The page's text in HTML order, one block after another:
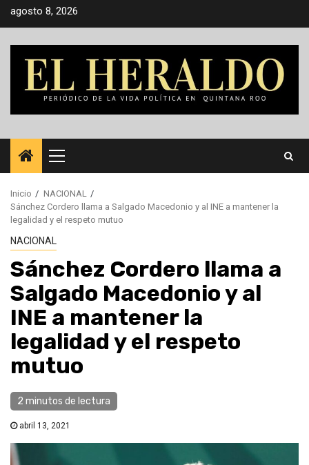
Saltar
agosto 8, 2026
Menú
principal
Inicio
NACIONAL
Sánchez Cordero llama a Salgado Macedonio y al INE a mantener la
legalidad y el respeto mutuo
NACIONAL
Sánchez Cordero llama a
Salgado Macedonio y al
INE a mantener la
legalidad y el respeto
mutuo
2 minutos de lectura
abril 13, 2021